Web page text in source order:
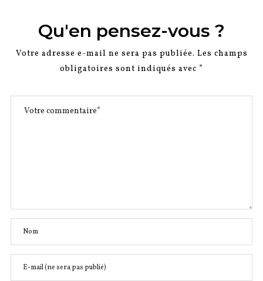
Qu'en pensez-vous ?
Votre adresse e-mail ne sera pas publiée. Les champs
obligatoires sont indiqués avec *